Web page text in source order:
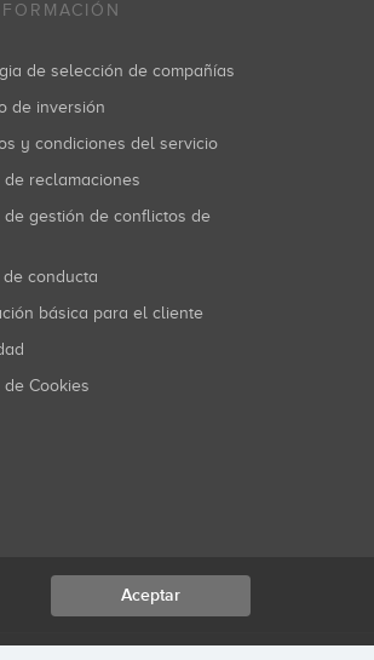
de selección de compañías
de inversión
y condiciones del servicio
de reclamaciones
de conducta
básica para el cliente
de Cookies
Aceptar